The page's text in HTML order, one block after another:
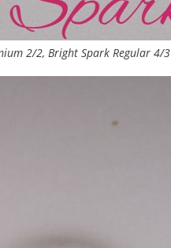
2/2, Bright Spark Regular 4/3